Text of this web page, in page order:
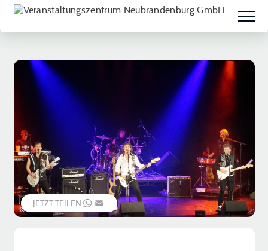
© Veranstalter
JETZT TEILEN WHATSAPP
EMAIL